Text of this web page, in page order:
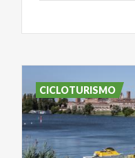
CICLOTURISMO